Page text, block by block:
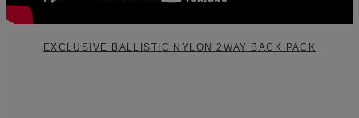
EXCLUSIVE BALLISTIC NYLON 2WAY BACK PACK